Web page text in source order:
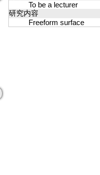
To be a lecturer
研究内容
Freeform surface